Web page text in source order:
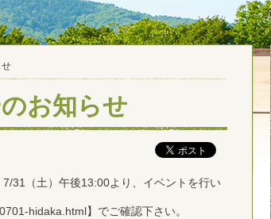
せ
お知らせ
31（土）午後13:00より、イベントを行い
hidaka.html】でご確認下さい。